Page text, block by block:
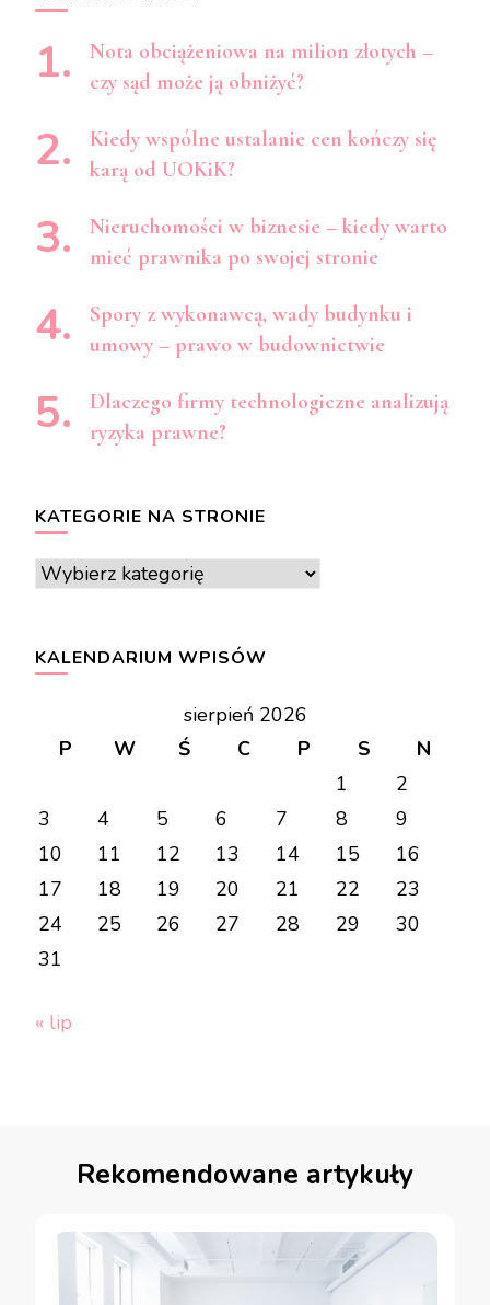
Nota obciążeniowa na milion złotych –
czy sąd może ją obniżyć?
Kiedy wspólne ustalanie cen kończy się
karą od UOKiK?
Nieruchomości w biznesie – kiedy warto
mieć prawnika po swojej stronie
Spory z wykonawcą, wady budynku i
umowy – prawo w budownictwie
Dlaczego firmy technologiczne analizują
ryzyka prawne?
KATEGORIE NA STRONIE
Kategorie
KALENDARIUM WPISÓW
sierpień 2026
P
W Ś C P S
N
1
2
3
4 5 6 7 8
9
10
11 12 13 14 15
16
17
18 19 20 21 22
23
24
25 26 27 28 29
30
31
« lip
Rekomendowane artykuły